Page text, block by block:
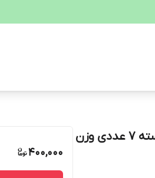
والس کیک اولکر هالی بزرگ با طعم شاه توت بسته 7 عددی وزن
400,000